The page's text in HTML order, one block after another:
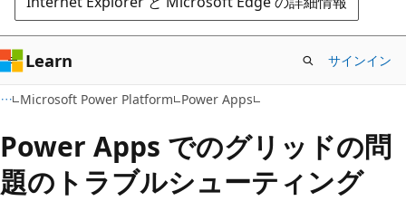
ス
キ
ッ
プ
Learn サインイン
Microsoft Power Platform Power Apps
Power Apps でのグリッドの問
題のトラブルシューティング